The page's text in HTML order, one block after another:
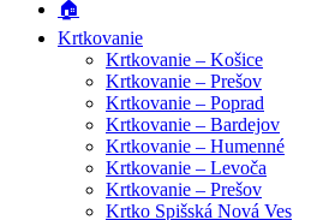
🏠
Krtkovanie
Krtkovanie – Košice
Krtkovanie – Prešov
Krtkovanie – Poprad
Krtkovanie – Bardejov
Krtkovanie – Humenné
Krtkovanie – Levoča
Krtkovanie – Prešov
Krtko Spišská Nová Ves